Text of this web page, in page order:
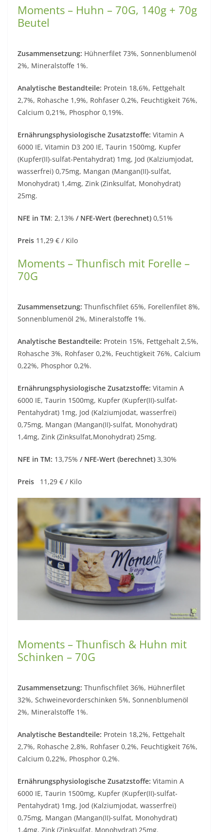
Moments – Huhn – 70G, 140g + 70g
Beutel
Zusammensetzung: Hühnerfilet 73%, Sonnenblumenöl
2%, Mineralstoffe 1%.
Analytische Bestandteile: Protein 18,6%, Fettgehalt
2,7%, Rohasche 1,9%, Rohfaser 0,2%, Feuchtigkeit 76%,
Calcium 0,21%, Phosphor 0,19%.
Ernährungsphysiologische Zusatzstoffe: Vitamin A
6000 IE, Vitamin D3 200 IE, Taurin 1500mg, Kupfer
(Kupfer(II)-sulfat-Pentahydrat) 1mg, Jod (Kalziumjodat,
wasserfrei) 0,75mg, Mangan (Mangan(II)-sulfat,
Monohydrat) 1,4mg, Zink (Zinksulfat, Monohydrat)
25mg.
NFE in TM: 2,13% / NFE-Wert (berechnet) 0,51%
Preis 11,29 € / Kilo
Moments – Thunfisch mit Forelle –
70G
Zusammensetzung: Thunfischfilet 65%, Forellenfilet 8%,
Sonnenblumenöl 2%, Mineralstoffe 1%.
Analytische Bestandteile: Protein 15%, Fettgehalt 2,5%,
Rohasche 3%, Rohfaser 0,2%, Feuchtigkeit 76%, Calcium
0,22%, Phosphor 0,2%.
Ernährungsphysiologische Zusatzstoffe: Vitamin A
6000 IE, Taurin 1500mg, Kupfer (Kupfer(II)-sulfat-
Pentahydrat) 1mg, Jod (Kalziumjodat, wasserfrei)
0,75mg, Mangan (Mangan(II)-sulfat, Monohydrat)
1,4mg, Zink (Zinksulfat,Monohydrat) 25mg.
NFE in TM: 13,75% / NFE-Wert (berechnet) 3,30%
Preis 11,29 € / Kilo
Moments – Thunfisch & Huhn mit
Schinken – 70G
Zusammensetzung: Thunfischfilet 36%, Hühnerfilet
32%, Schweinevorderschinken 5%, Sonnenblumenöl
2%, Mineralstoffe 1%.
Analytische Bestandteile: Protein 18,2%, Fettgehalt
2,7%, Rohasche 2,8%, Rohfaser 0,2%, Feuchtigkeit 76%,
Calcium 0,22%, Phosphor 0,2%.
Ernährungsphysiologische Zusatzstoffe: Vitamin A
6000 IE, Taurin 1500mg, Kupfer (Kupfer(II)-sulfat-
Pentahydrat) 1mg, Jod (Kalziumjodat, wasserfrei)
0,75mg, Mangan (Mangan(II)-sulfat, Monohydrat)
1,4mg, Zink (Zinksulfat, Monohydrat) 25mg.